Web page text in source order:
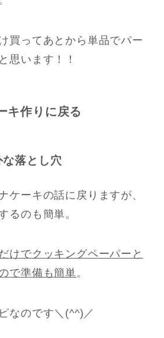
買ってあとから単品でパー
思います！！
キ作りに戻る
落とし穴
ケーキの話に戻りますが、
るのも簡単。
けでクッキングペーパーと
で準備も簡単。
なのです＼(^^)／